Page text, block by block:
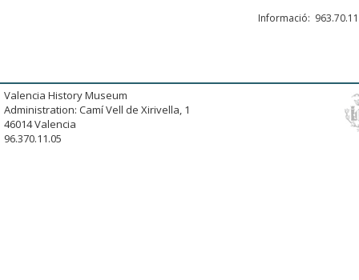
Informació:
Valencia History Museum
Administration: Camí Vell de Xirivella, 1
46014 Valencia
96.370.11.05